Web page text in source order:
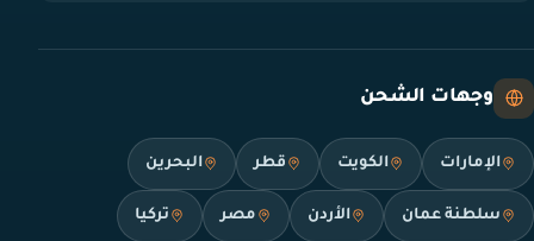
وجهات الشحن
الإمارات الكويت قطر البحرين
سلطنة عمان الأردن مصر تركيا